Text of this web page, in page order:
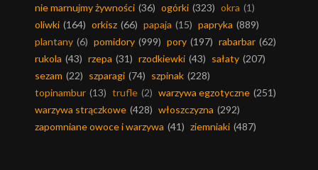
nie marnujmy żywności (36) ogórki (323) okra (1)
oliwki (164) orkisz (66) papaja (15) papryka (889)
plantany (6) pomidory (999) pory (197) rabarbar (62)
rukola (43) rzepa (31) rzodkiewki (43) sałaty (207)
sezam (22) szparagi (74) szpinak (228)
topinambur (13) trufle (2) warzywa egzotyczne (251)
warzywa strączkowe (428) włoszczyzna (292)
zapomniane owoce i warzywa (41) ziemniaki (487)